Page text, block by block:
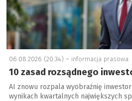
06.08.2026 (20:34) – informacja prasowa
10 zasad rozsądnego
AI znowu rozpala wyobraźnię
wynikach kwartalnych największych